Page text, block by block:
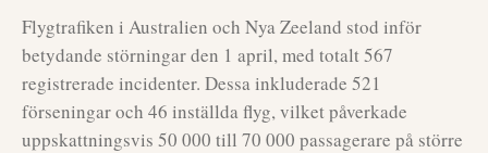
Flygtrafiken i Australien och Nya Zeeland stod inför
betydande störningar den 1 april, med totalt 567
registrerade incidenter. Dessa inkluderade 521
förseningar och 46 inställda flyg, vilket påverkade
uppskattningsvis 50 000 till 70 000 passagerare på större